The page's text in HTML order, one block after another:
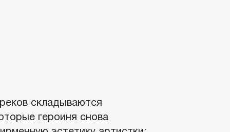
складываются
героиня снова